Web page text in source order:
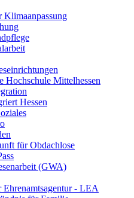
Klimaanpassung
Hochschule Mittelhessen
Hessen
für Obdachlose
(GWA)
- LEA